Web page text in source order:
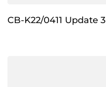
CB-K22/0411 Update 3